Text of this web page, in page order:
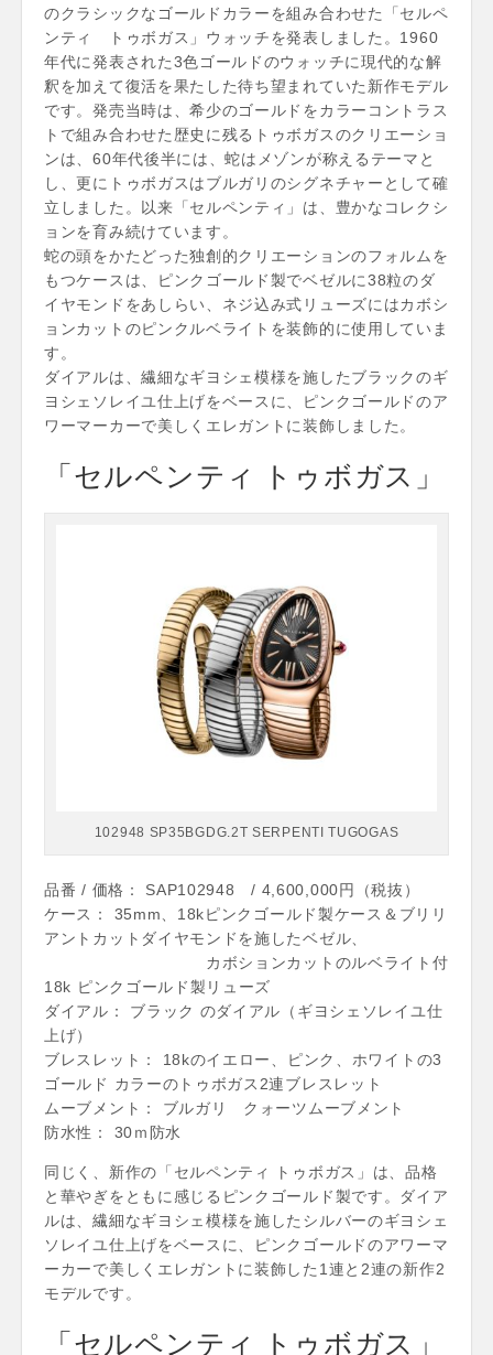
のクラシックなゴールドカラーを組み合わせた「セルペ
ンティ トゥボガス」ウォッチを発表しました。1960
年代に発表された3色ゴールドのウォッチに現代的な解
釈を加えて復活を果たした待ち望まれていた新作モデル
です。発売当時は、希少のゴールドをカラーコントラス
トで組み合わせた歴史に残るトゥボガスのクリエーショ
ンは、60年代後半には、蛇はメゾンが称えるテーマと
し、更にトゥボガスはブルガリのシグネチャーとして確
立しました。以来「セルペンティ」は、豊かなコレクシ
ョンを育み続けています。
蛇の頭をかたどった独創的クリエーションのフォルムを
もつケースは、ピンクゴールド製でベゼルに38粒のダ
イヤモンドをあしらい、ネジ込み式リューズにはカボシ
ョンカットのピンクルベライトを装飾的に使用していま
す。
ダイアルは、繊細なギヨシェ模様を施したブラックのギ
ヨシェソレイユ仕上げをベースに、ピンクゴールドのア
ワーマーカーで美しくエレガントに装飾しました。
「セルペンティ トゥボガス」
102948 SP35BGDG.2T SERPENTI TUGOGAS
品番 / 価格： SAP102948 / 4,600,000円（税抜）
ケース： 35mm、18kピンクゴールド製ケース＆ブリリ
アントカットダイヤモンドを施したベゼル、
カボションカットのルベライト付
18k ピンクゴールド製リューズ
ダイアル： ブラック のダイアル（ギヨシェソレイユ仕
上げ）
ブレスレット： 18kのイエロー、ピンク、ホワイトの3
ゴールド カラーのトゥボガス2連ブレスレット
ムーブメント： ブルガリ クォーツムーブメント
防水性： 30ｍ防水
同じく、新作の「セルペンティ トゥボガス」は、品格
と華やぎをともに感じるピンクゴールド製です。ダイア
ルは、繊細なギヨシェ模様を施したシルバーのギヨシェ
ソレイユ仕上げをベースに、ピンクゴールドのアワーマ
ーカーで美しくエレガントに装飾した1連と2連の新作2
モデルです。
「セルペンティ トゥボガス」